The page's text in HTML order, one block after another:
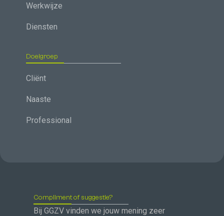
Werkwijze
Diensten
Doelgroep
Cliënt
Naaste
Professional
Compliment of suggestie?
Bij GGZV vinden we jouw mening zeer